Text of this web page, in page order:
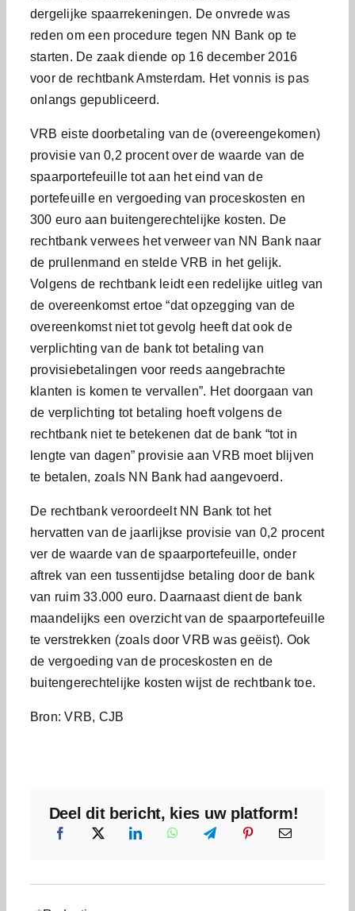
dergelijke spaarrekeningen. De onvrede was
reden om een procedure tegen NN Bank op te
starten. De zaak diende op 16 december 2016
voor de rechtbank Amsterdam. Het vonnis is pas
onlangs gepubliceerd.
VRB eiste doorbetaling van de (overeengekomen)
provisie van 0,2 procent over de waarde van de
spaarportefeuille tot aan het eind van de
portefeuille en vergoeding van proceskosten en
300 euro aan buitengerechtelijke kosten. De
rechtbank verwees het verweer van NN Bank naar
de prullenmand en stelde VRB in het gelijk.
Volgens de rechtbank leidt een redelijke uitleg van
de overeenkomst ertoe “dat opzegging van de
overeenkomst niet tot gevolg heeft dat ook de
verplichting van de bank tot betaling van
provisiebetalingen voor reeds aangebrachte
klanten is komen te vervallen”. Het doorgaan van
de verplichting tot betaling hoeft volgens de
rechtbank niet te betekenen dat de bank “tot in
lengte van dagen” provisie aan VRB moet blijven
te betalen, zoals NN Bank had aangevoerd.
De rechtbank veroordeelt NN Bank tot het
hervatten van de jaarlijkse provisie van 0,2 procent
ver de waarde van de spaarportefeuille, onder
aftrek van een tussentijdse betaling door de bank
van ruim 33.000 euro. Daarnaast dient de bank
maandelijks een overzicht van de spaarportefeuille
te verstrekken (zoals door VRB was geëist). Ook
de vergoeding van de proceskosten en de
buitengerechtelijke kosten wijst de rechtbank toe.
Bron: VRB, CJB
Deel dit bericht, kies uw platform!